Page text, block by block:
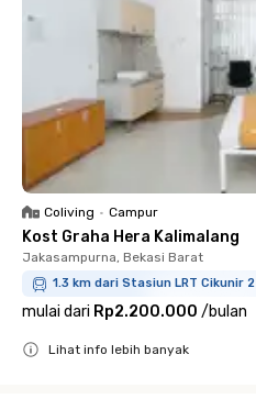
Coliving • Campur
Kost Graha Hera Kalimalang
Jakasampurna, Bekasi Barat
1.3 km dari Stasiun LRT Cikunir 2
mulai dari Rp2.200.000 /bulan
Lihat info lebih banyak